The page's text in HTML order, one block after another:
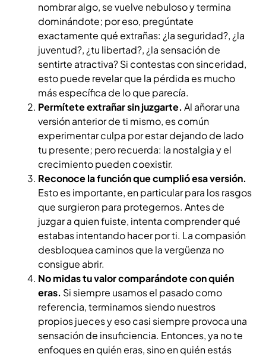
nombrar algo, se vuelve nebuloso y termina
dominándote; por eso, pregúntate
exactamente qué extrañas: ¿la seguridad?, ¿la
juventud?, ¿tu libertad?, ¿la sensación de
sentirte atractiva? Si contestas con sinceridad,
esto puede revelar que la pérdida es mucho
más específica de lo que parecía.
Permítete extrañar sin juzgarte. Al añorar una
versión anterior de ti mismo, es común
experimentar culpa por estar dejando de lado
tu presente; pero recuerda: la nostalgia y el
crecimiento pueden coexistir.
Reconoce la función que cumplió esa versión.
Esto es importante, en particular para los rasgos
que surgieron para protegernos. Antes de
juzgar a quien fuiste, intenta comprender qué
estabas intentando hacer por ti. La compasión
desbloquea caminos que la vergüenza no
consigue abrir.
No midas tu valor comparándote con quién
eras. Si siempre usamos el pasado como
referencia, terminamos siendo nuestros
propios jueces y eso casi siempre provoca una
sensación de insuficiencia. Entonces, ya no te
enfoques en quién eras, sino en quién estás